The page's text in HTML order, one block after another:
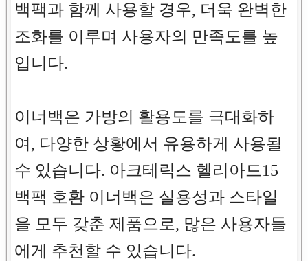
백팩과 함께 사용할 경우, 더욱 완벽한
조화를 이루며 사용자의 만족도를 높
입니다.
이너백은 가방의 활용도를 극대화하
여, 다양한 상황에서 유용하게 사용될
수 있습니다. 아크테릭스 헬리아드15
백팩 호환 이너백은 실용성과 스타일
을 모두 갖춘 제품으로, 많은 사용자들
에게 추천할 수 있습니다.